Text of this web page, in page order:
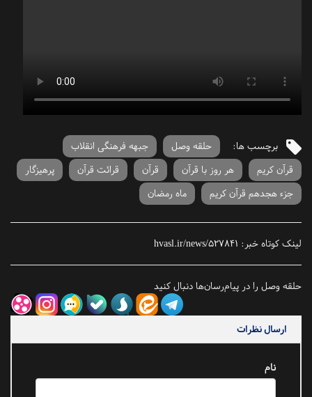
برچسب ها: حلقه وصل
جبهه فرهنگی انقلاب
قرآن کریم
هر روز با قرآن قرآن قرائت قرآن
پرهیزگار
جزء هجدهم قرآن کریم
ماه رمضان
لینک کوتاه خبر: hvasl.ir/news/527841
حلقه وصل را در پیام‌رسان‌ها دنبال کنید
ارسال نظرات
نام